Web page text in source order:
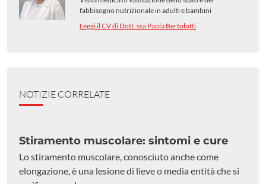
fabbisogno nutrizionale in adulti e bambini
Leggi il CV di Dott. ssa Paola Bertolotti
NOTIZIE CORRELATE
Stiramento muscolare: sintomi e cure
Lo stiramento muscolare, conosciuto anche come
elongazione, è una lesione di lieve o media entità che si